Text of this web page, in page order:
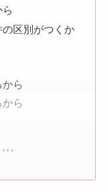
区別がつくか
ら
ら